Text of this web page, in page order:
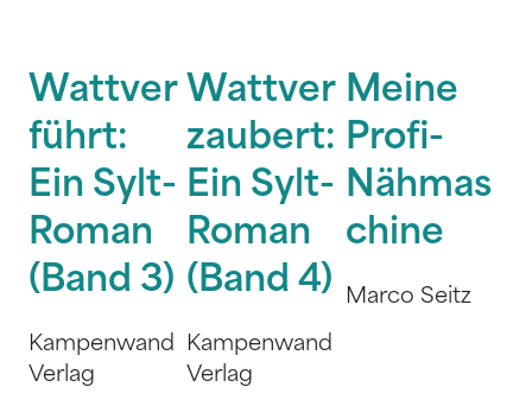
Wattver
führt:
Ein Sylt-
Roman
(Band 3)
Kampenwand
Verlag
Wattver
zaubert:
Ein Sylt-
Roman
(Band 4)
Kampenwand
Verlag
Meine
Profi-
Nähmas
chine
Marco Seitz